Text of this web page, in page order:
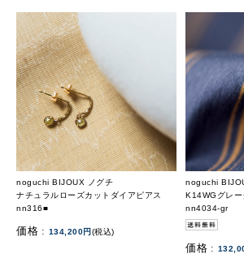
noguchi BIJOUX ノグチ
ナチュラルローズカットダイアピアス
nn316■
価格 : 134,200円 (税込)
noguchi
K14WGグレー
nn4034-gr
価格 :